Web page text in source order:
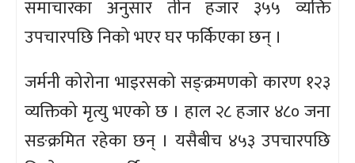
समाचारका अनुसार तीन हजार ३५५ व्यक्ति
उपचारपछि निको भएर घर फर्किएका छन् ।
जर्मनी कोरोना भाइरसको सङ्क्रमणको कारण १२३
व्यक्तिको मृत्यु भएको छ । हाल २८ हजार ४८० जना
सङक्रमित रहेका छन् । यसैबीच ४५३ उपचारपछि